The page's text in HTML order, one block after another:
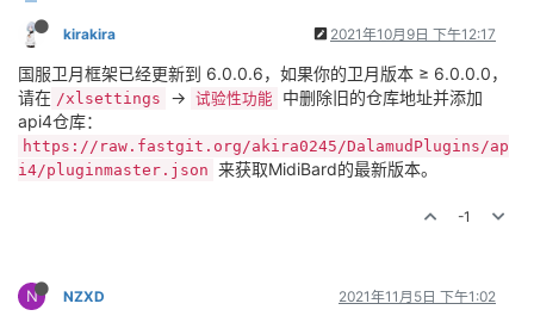
kirakira 2021年10月9日 下午12:17
国服卫月框架已经更新到 6.0.0.6，如果你的卫月版本 ≥ 6.0.0.0，
请在 /xlsettings -> 试验性功能
中删除旧的仓库地址并添加
api4仓库：
https://raw.fastgit.org/akira0245/DalamudPlugins/ap
i4/pluginmaster.json 来获取MidiBard的最新版本。
-1
N NZXD 2021年11月5日 下午1:02